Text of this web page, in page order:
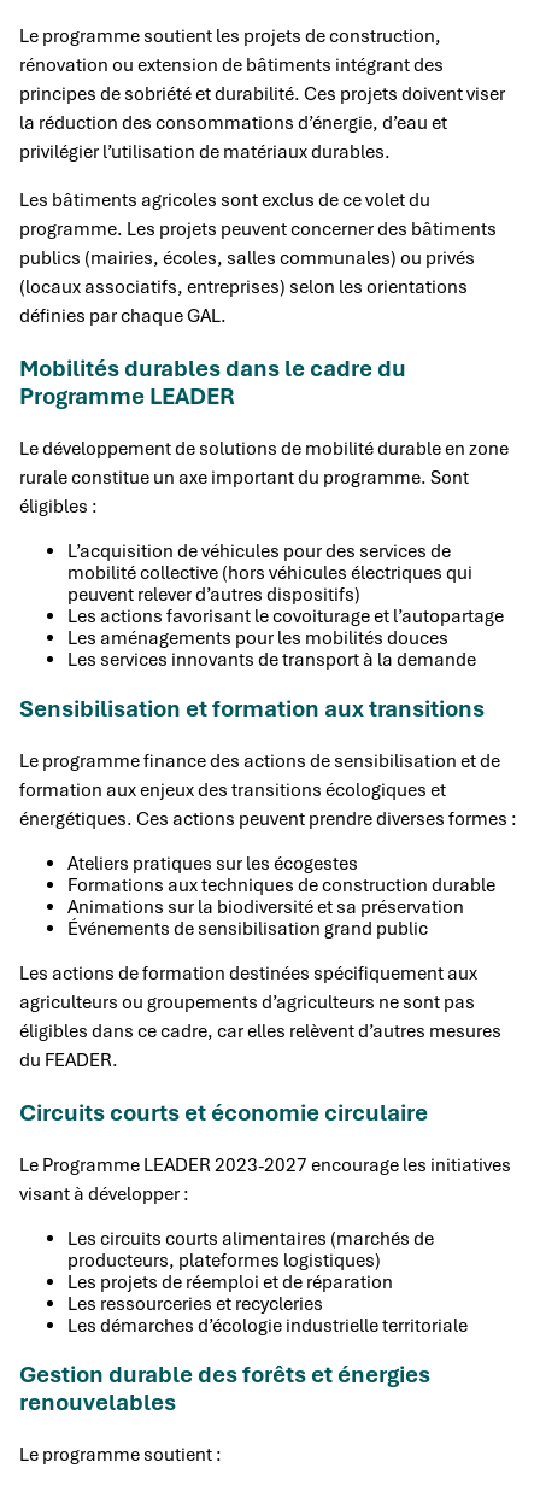
Le programme soutient les projets de construction,
rénovation ou extension de bâtiments intégrant des
principes de sobriété et durabilité. Ces projets doivent viser
la réduction des consommations d’énergie, d’eau et
privilégier l’utilisation de matériaux durables.
Les bâtiments agricoles sont exclus de ce volet du
programme. Les projets peuvent concerner des bâtiments
publics (mairies, écoles, salles communales) ou privés
(locaux associatifs, entreprises) selon les orientations
définies par chaque GAL.
Mobilités durables dans le cadre du
Programme LEADER
Le développement de solutions de mobilité durable en zone
rurale constitue un axe important du programme. Sont
éligibles :
L’acquisition de véhicules pour des services de
mobilité collective (hors véhicules électriques qui
peuvent relever d’autres dispositifs)
Les actions favorisant le covoiturage et l’autopartage
Les aménagements pour les mobilités douces
Les services innovants de transport à la demande
Sensibilisation et formation aux transitions
Le programme finance des actions de sensibilisation et de
formation aux enjeux des transitions écologiques et
énergétiques. Ces actions peuvent prendre diverses formes :
Ateliers pratiques sur les écogestes
Formations aux techniques de construction durable
Animations sur la biodiversité et sa préservation
Événements de sensibilisation grand public
Les actions de formation destinées spécifiquement aux
agriculteurs ou groupements d’agriculteurs ne sont pas
éligibles dans ce cadre, car elles relèvent d’autres mesures
du FEADER.
Circuits courts et économie circulaire
Le Programme LEADER 2023-2027 encourage les initiatives
visant à développer :
Les circuits courts alimentaires (marchés de
producteurs, plateformes logistiques)
Les projets de réemploi et de réparation
Les ressourceries et recycleries
Les démarches d’écologie industrielle territoriale
Gestion durable des forêts et énergies
renouvelables
Le programme soutient :